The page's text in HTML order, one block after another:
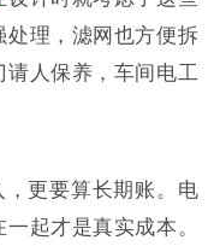
处理，滤网也方便拆
人保养，车间电工
更要算长期账。电
起才是真实成本。